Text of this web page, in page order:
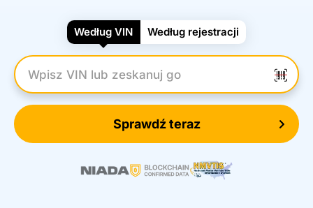
Według VIN Według rejestracji
Wpisz numer VIN
Sprawdź teraz